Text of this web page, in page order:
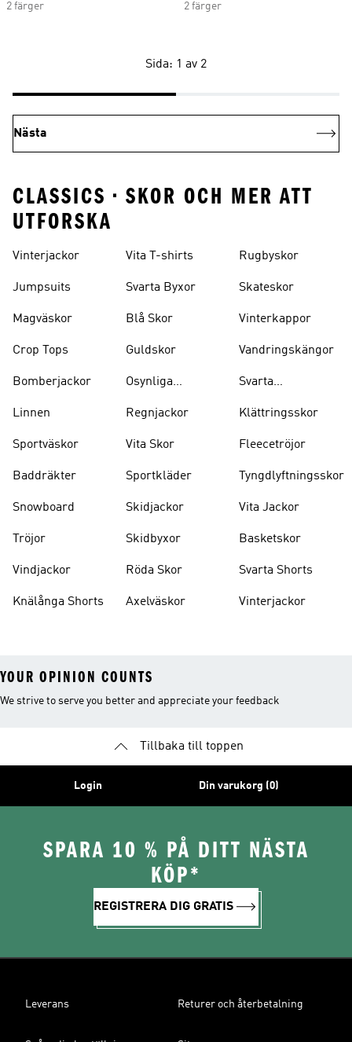
2 färger
2 färger
Sida: 1 av 2
Nästa
CLASSICS • SKOR OCH MER ATT
UTFORSKA
Vinterjackor
Jumpsuits
Magväskor
Crop Tops
Bomberjackor
Linnen
Sportväskor
Baddräkter
Snowboard
Tröjor
Vindjackor
Knälånga Shorts
Vita T-shirts
Svarta Byxor
Blå Skor
Guldskor
Osynliga
Regnjackor
Vita Skor
Sportkläder
Skidjackor
Skidbyxor
Röda Skor
Axelväskor
Rugbyskor
Skateskor
Vinterkappor
Vandringskängor
Svarta
Klättringsskor
Fleecetröjor
Tyngdlyftningsskor
Vita Jackor
Basketskor
Svarta Shorts
Vinterjackor
YOUR OPINION COUNTS
We strive to serve you better and appreciate your feedback
Tillbaka till toppen
Login Din varukorg (0)
SPARA 10 % PÅ DITT NÄSTA
KÖP*
REGISTRERA DIG GRATIS
Leverans Returer och återbetalning